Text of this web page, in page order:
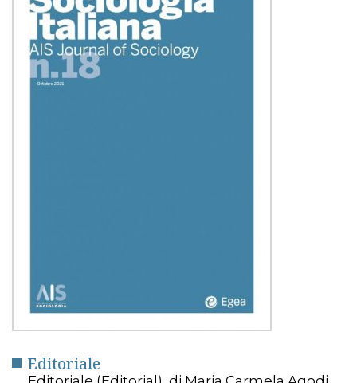
Editoriale